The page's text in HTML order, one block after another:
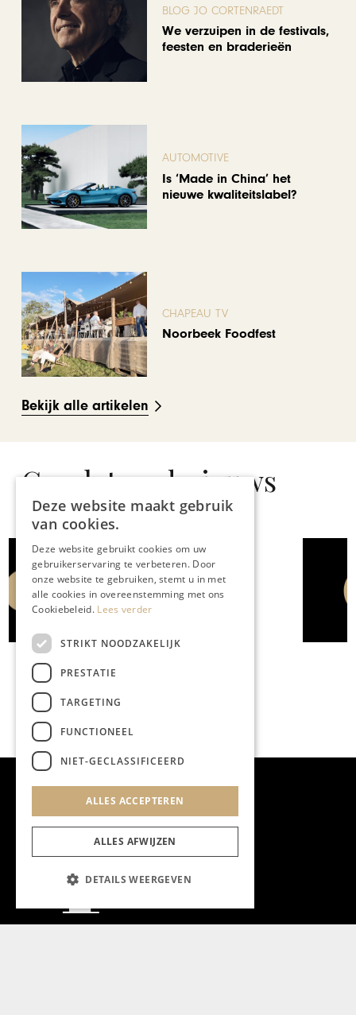
BLOG JO CORTENRAEDT
We verzuipen in de festivals,
feesten en braderieën
AUTOMOTIVE
Is ‘Made in China’ het
nieuwe kwaliteitslabel?
CHAPEAU TV
Noorbeek Foodfest
Bekijk alle artikelen
Gerelateerd nieuws
GASTRONOMIE
Brienen aan de Maas wint
Deze website maakt gebruik
van cookies.
Deze website gebruikt cookies om uw
gebruikerservaring te verbeteren. Door
onze website te gebruiken, stemt u in met
alle cookies in overeenstemming met ons
Cookiebeleid. Lees verder
STRIKT NOODZAKELIJK
PRESTATIE
TARGETING
FUNCTIONEEL
NIET-GECLASSIFICEERD
ALLES ACCEPTEREN
ALLES AFWIJZEN
DETAILS WEERGEVEN